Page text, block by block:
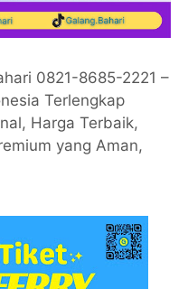
0821-8685-2221 –
Terlengkap
Harga Terbaik,
yang Aman,